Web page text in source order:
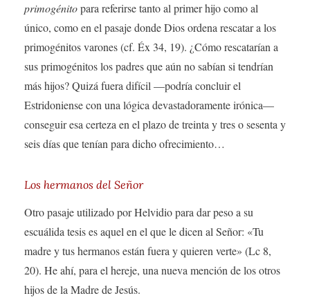
primogénitopara referirse tanto al primer hijo como al
único, como en el pasaje donde Dios ordena rescatar a los
primogénitos varones (cf. Éx 34, 19). ¿Cómo rescatarían a
sus primogénitos los padres que aún no sabían si tendrían
más hijos? Quizá fuera difícil —podría concluir el
Estridoniense con una lógica devastadoramente irónica—
conseguir esa certeza en el plazo de treinta y tres o sesenta y
seis días que tenían para dicho ofrecimiento…
Los hermanos del Señor
Otro pasaje utilizado por Helvidio para dar peso a su
escuálida tesis es aquel en el que le dicen al Señor: «Tu
madre y tus hermanos están fuera y quieren verte» (Lc 8,
20). He ahí, para el hereje, una nueva mención de los otros
hijos de la Madre de Jesús.